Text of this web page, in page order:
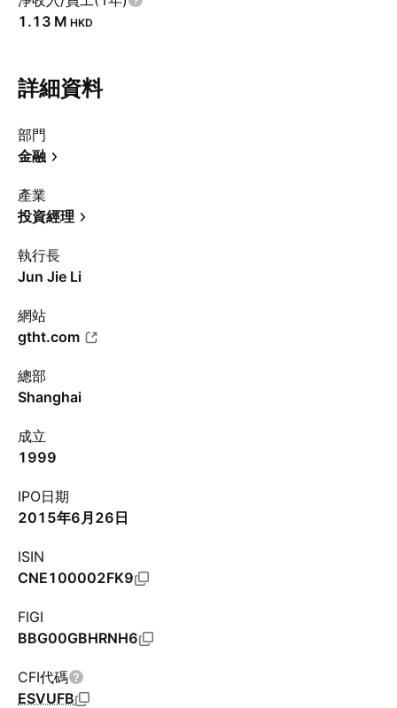
‪1.13 M‬ HKD
詳細資料
部門
金融
產業
投資經理
執行長
Jun Jie Li
網站
gtht.com
總部
Shanghai
成立
1999
IPO日期
2015年6月26日
ISIN
CNE100002FK9
FIGI
BBG00GBHRNH6
CFI代碼
ESVUFB